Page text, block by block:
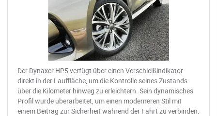
Der Dynaxer HP5 verfügt über einen Verschleißindikator
direkt in der Lauffläche, um die Kontrolle seines Zustands
über die Kilometer hinweg zu erleichtern. Sein dynamisches
Profil wurde überarbeitet, um einen moderneren Stil mit
einem Beitrag zur Sicherheit während der Fahrt zu verbinden.